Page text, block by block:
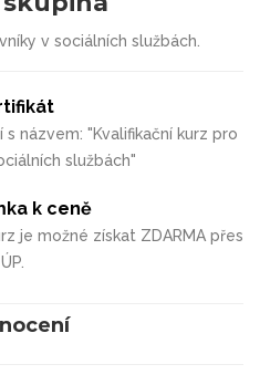
v sociálních službách.
názvem: "Kvalifikační kurz pro
službách"
k ceně
je možné získat ZDARMA přes
ÚP.